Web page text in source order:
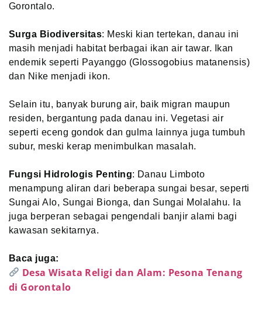
Gorontalo.
Surga Biodiversitas: Meski kian tertekan, danau ini
masih menjadi habitat berbagai ikan air tawar. Ikan
endemik seperti Payanggo (Glossogobius matanensis)
dan Nike menjadi ikon.
Selain itu, banyak burung air, baik migran maupun
residen, bergantung pada danau ini. Vegetasi air
seperti eceng gondok dan gulma lainnya juga tumbuh
subur, meski kerap menimbulkan masalah.
Fungsi Hidrologis Penting: Danau Limboto
menampung aliran dari beberapa sungai besar, seperti
Sungai Alo, Sungai Bionga, dan Sungai Molalahu. Ia
juga berperan sebagai pengendali banjir alami bagi
kawasan sekitarnya.
Baca juga:
Desa Wisata Religi dan Alam: Pesona Tenang
di Gorontalo